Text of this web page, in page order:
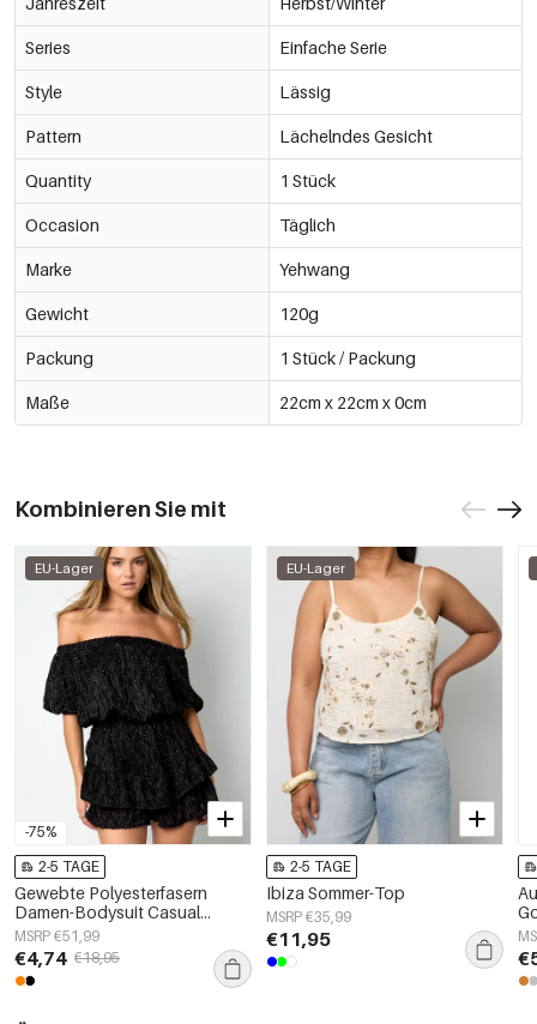
€4,50
€4,50
€4,50
Braun
€4,50
€4,50
Series Einfache Serie
Style Lässig
Pattern Lächelndes Gesicht
Quantity 1 Stück
Occasion Täglich
Marke Yehwang
Gewicht 120g
Packung 1 Stück / Packung
Maße 22cm x 22cm x 0cm
Kombinieren Sie mit
-75%
EU-Lager
2-5 TAGE
Gewebte Polyesterfasern
Damen-Bodysuit Casual
Einfarbig Rüschenrand
MSRP €51,99
€4,74 €18,95
EU-Lager
2-5 TAGE
Ibiza Sommer-Top
MSRP €35,99
€11,95